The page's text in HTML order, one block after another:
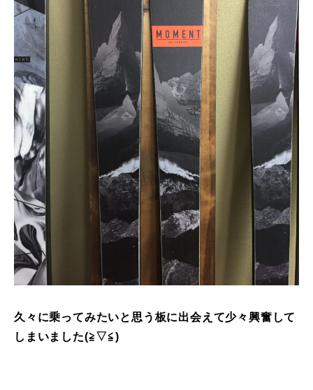
久々に乗ってみたいと思う板に出会えて少々興奮して
しまいました(≧▽≦)